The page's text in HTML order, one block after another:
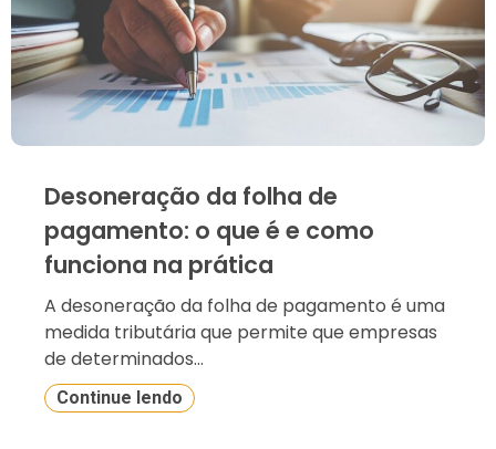
Desoneração da folha de
pagamento: o que é e como
funciona na prática
A desoneração da folha de pagamento é uma
medida tributária que permite que empresas
de determinados...
Continue lendo